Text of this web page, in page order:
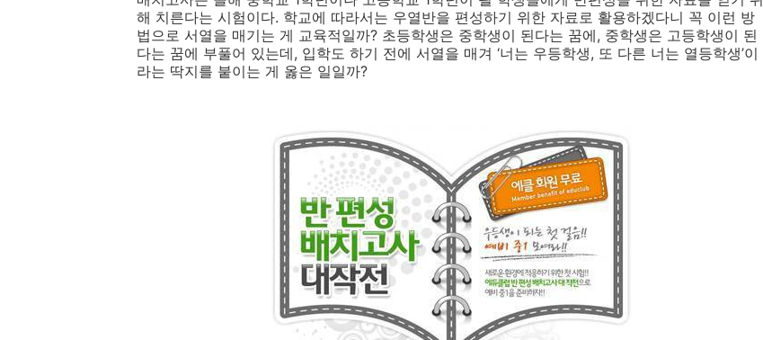
해 치른다는 시험이다. 학교에 따라서는 우열반을 편성하기 위한 자료로 활용하겠다니 꼭 이런 방
법으로 서열을 매기는 게 교육적일까? 초등학생은 중학생이 된다는 꿈에, 중학생은 고등학생이 된
다는 꿈에 부풀어 있는데, 입학도 하기 전에 서열을 매겨 ‘너는 우등학생, 또 다른 너는 열등학생’이
라는 딱지를 붙이는 게 옳은 일일까?